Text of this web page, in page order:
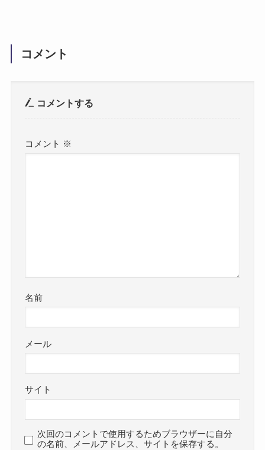
コメント
コメントする
コメント ※
名前
メール
サイト
次回のコメントで使用するためブラウザーに自分
の名前、メールアドレス、サイトを保存する。